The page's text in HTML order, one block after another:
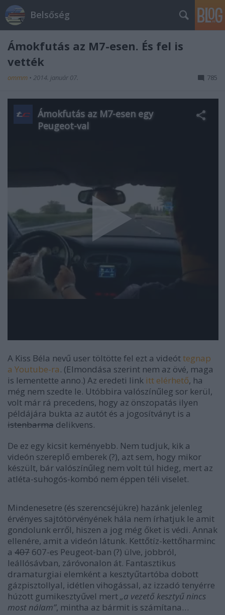
Belsőség
Ámokfutás az M7-esen. És fel is
vették
ommm • 2014. január 07. 785
A Kiss Béla nevű user töltötte fel ezt a videóttegnap
a Youtube-ra. (Elmondása szerint nem az övé, maga
is lementette anno.) Az eredeti link itt elérhető, ha
még nem szedte le. Utóbbira valószínűleg sor kerül,
volt már rá precedens, hogy az önszopatás ilyen
példájára bukta az autót és a jogosítványt is a
istenbarma delikvens.
De ez egy kicsit keményebb. Nem tudjuk, kik a
videón szereplő emberek (?), azt sem, hogy mikor
készült, bár valószínűleg nem volt túl hideg, mert az
atléta-suhogós-kombó nem éppen téli viselet.
Mindenesetre (és szerencséjükre) hazánk jelenleg
érvényes sajtótörvényének hála nem írhatjuk le amit
gondolunk erről, hiszen a jog még őket is védi. Annak
ellenére, amit a videón látunk. Kettőtíz-kettőharminc
a 407 607-es Peugeot-ban (?) ülve, jobbról,
leállósávban, záróvonalon át. Fantasztikus
dramaturgiai elemként a kesztyűtartóba dobott
gázpisztollyal, idétlen vihogással, az izzadó tenyérre
húzott gumikesztyűvel mert„a vezető kesztyű nincs
most nálam”, mintha az bármit is számítana…